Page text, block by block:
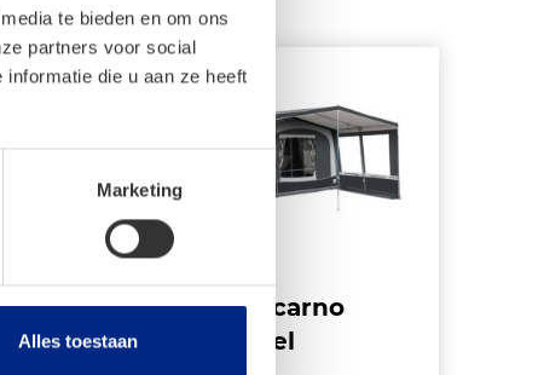
te bieden en om ons
partners voor social
die u aan ze heeft
Marketing
Alles toestaan
Dorema Locarno
Season luifel